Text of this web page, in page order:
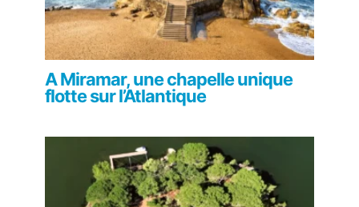
A Miramar, une chapelle unique
flotte sur l’Atlantique